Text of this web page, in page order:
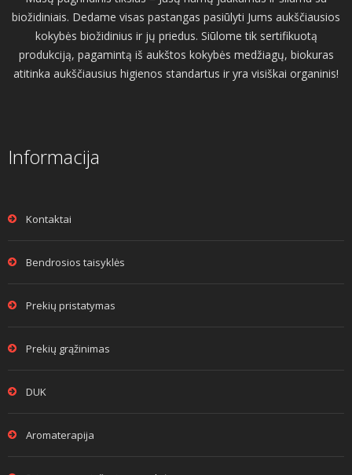
biožidiniais. Dedame visas pastangas pasiūlyti Jums aukščiausios
kokybės biožidinius ir jų priedus. Siūlome tik sertifikuotą
produkciją, pagamintą iš aukštos kokybės medžiagų, biokuras
atitinka aukščiausius higienos standartus ir yra visiškai organinis!
Informacija
Kontaktai
Bendrosios taisyklės
Prekių pristatymas
Prekių grąžinimas
DUK
Aromaterapija